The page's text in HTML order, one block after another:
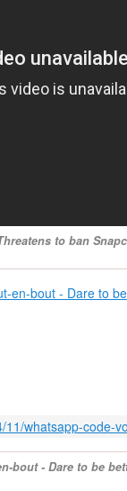
to ban
bout - Dare to be